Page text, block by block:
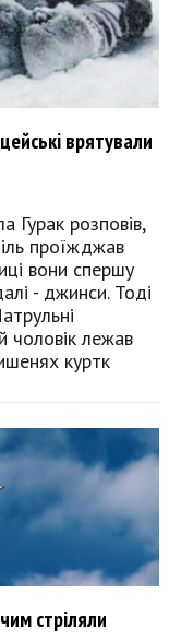
врятували
Гурак розповів,
проїжджав
вони спершу
- джинси. Тоді
лежав
куртк
стріляли